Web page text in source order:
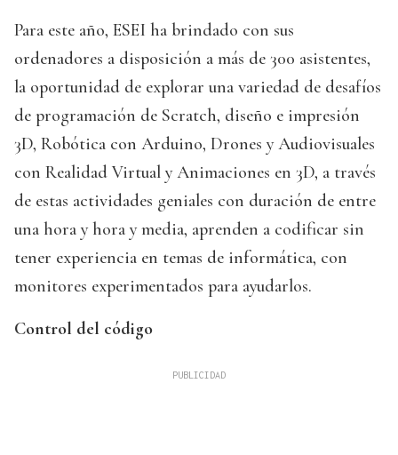
Para este año, ESEI ha brindado con sus
ordenadores a disposición a más de 300 asistentes,
la oportunidad de explorar una variedad de desafíos
de programación de Scratch, diseño e impresión
3D, Robótica con Arduino, Drones y Audiovisuales
con Realidad Virtual y Animaciones en 3D, a través
de estas actividades geniales con duración de entre
una hora y hora y media, aprenden a codificar sin
tener experiencia en temas de informática, con
monitores experimentados para ayudarlos.
Control del código